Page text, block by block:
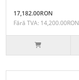
17,182.00RON
Fără TVA: 14,200.00RON